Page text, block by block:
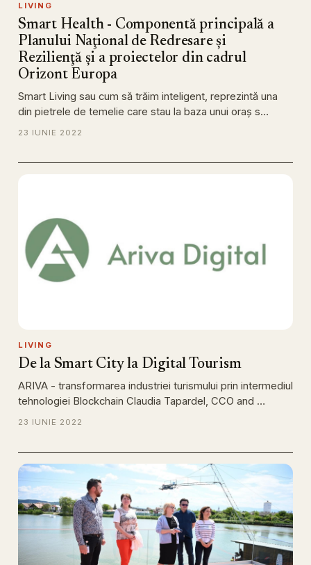
LIVING
Smart Health - Componentă principală a
Planului Naţional de Redresare şi
Rezilienţă şi a proiectelor din cadrul
Orizont Europa
Smart Living sau cum să trăim inteligent, reprezintă una
din pietrele de temelie care stau la baza unui oraş s…
23 IUNIE 2022
LIVING
De la Smart City la Digital Tourism
ARIVA - transformarea industriei turismului prin intermediul
tehnologiei Blockchain Claudia Tapardel, CCO and …
23 IUNIE 2022